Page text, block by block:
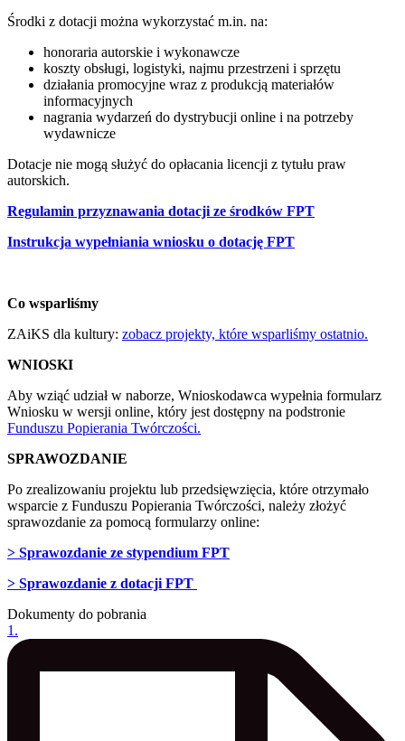
Środki z dotacji można wykorzystać m.in. na:
honoraria autorskie i wykonawcze
koszty obsługi, logistyki, najmu przestrzeni i sprzętu
działania promocyjne wraz z produkcją materiałów
informacyjnych
nagrania wydarzeń do dystrybucji online i na potrzeby
wydawnicze
Dotacje nie mogą służyć do opłacania licencji z tytułu praw
autorskich.
Regulamin przyznawania dotacji ze środków FPT
Instrukcja wypełniania wniosku o dotację FPT
Co wsparliśmy
ZAiKS dla kultury: zobacz projekty, które wsparliśmy ostatnio.
WNIOSKI
Aby wziąć udział w naborze, Wnioskodawca wypełnia formularz
Wniosku w wersji online, który jest dostępny na podstronie
Funduszu Popierania Twórczości.
SPRAWOZDANIE
Po zrealizowaniu projektu lub przedsięwzięcia, które otrzymało
wsparcie z Funduszu Popierania Twórczości, należy złożyć
sprawozdanie za pomocą formularzy online:
> Sprawozdanie ze stypendium FPT
> Sprawozdanie z dotacji FPT
Dokumenty do pobrania
1 .